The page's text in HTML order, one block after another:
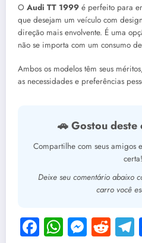
O Audi TT 1999 é perfeito para
que desejam um veículo com
direção mais envolvente. É uma
não se importa com um consumo
Ambos os modelos têm seus
as necessidades e preferências
🚗 Gostou
Compartilhe com seus amigos
certa!
Deixe seu comentário abaixo
carro você
Facebook